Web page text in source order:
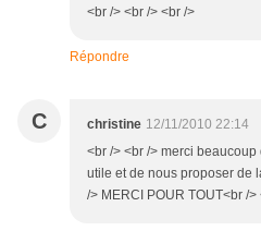
<br /> <br /> <br />
Répondre
C christine 12/11/2010 22:14
<br /> <br /> merci
utile et de nous proposer de
/> MERCI POUR TOUT<br />